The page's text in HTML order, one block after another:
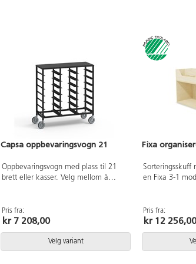
Capsa oppbevaringsvogn 21
Oppbevaringsvogn med plass til 21
brett eller kasser. Velg mellom å
metall med 4 hjul, 2 låsbare.
Pris fra:
kr 7 208,00
Velg variant
Fixa
Sorteringsskuff
en Fixa 3-1
Fixamøbler.
lisensnummer
Pris fra:
kr 12